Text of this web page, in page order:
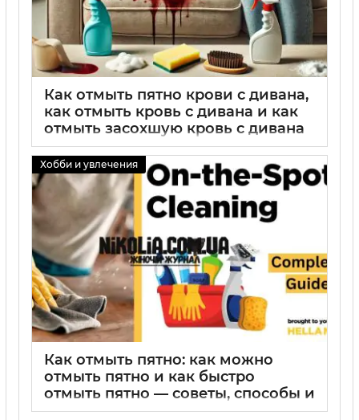
Как отмыть пятно крови с дивана,
как отмыть кровь с дивана и как
отмыть засохшую кровь с дивана
— эффективные способы очистки
01 09 2025 0
Хобби и увлечения
Как отмыть пятно: как можно
отмыть пятно и как быстро
отмыть пятно — советы, способы и
проверенные средства